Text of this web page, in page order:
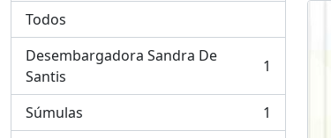
Todos
Desembargadora Sandra De
Santis
, 1 resultados 1
Súmulas
, 1 resultados
1